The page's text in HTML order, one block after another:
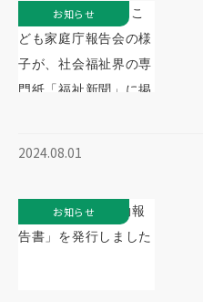
2024.08.01
お知らせ
お知らせ